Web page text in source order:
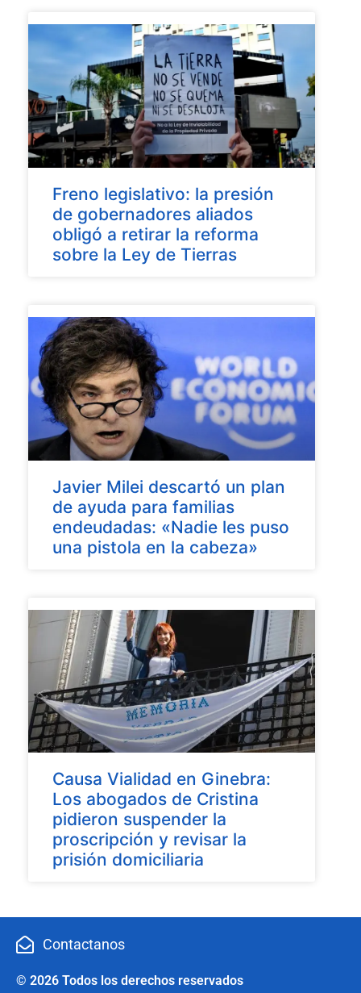
Freno legislativo: la presión
de gobernadores aliados
obligó a retirar la reforma
sobre la Ley de Tierras
Javier Milei descartó un plan
de ayuda para familias
endeudadas: «Nadie les puso
una pistola en la cabeza»
Causa Vialidad en Ginebra:
Los abogados de Cristina
pidieron suspender la
proscripción y revisar la
prisión domiciliaria
Contactanos
© 2026 Todos los derechos reservados